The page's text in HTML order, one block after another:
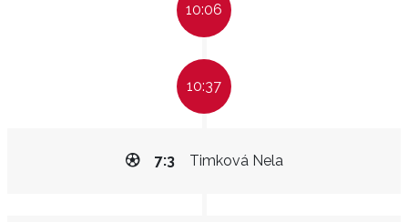
10:06
10:37
Timková Nela
7:3